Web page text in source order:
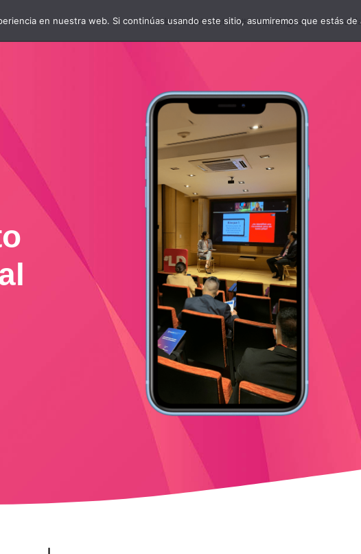
#WebinarsInterlat #LatamDigital
en nuestra web. Si continúas usando este sitio, asumiremos que estás de